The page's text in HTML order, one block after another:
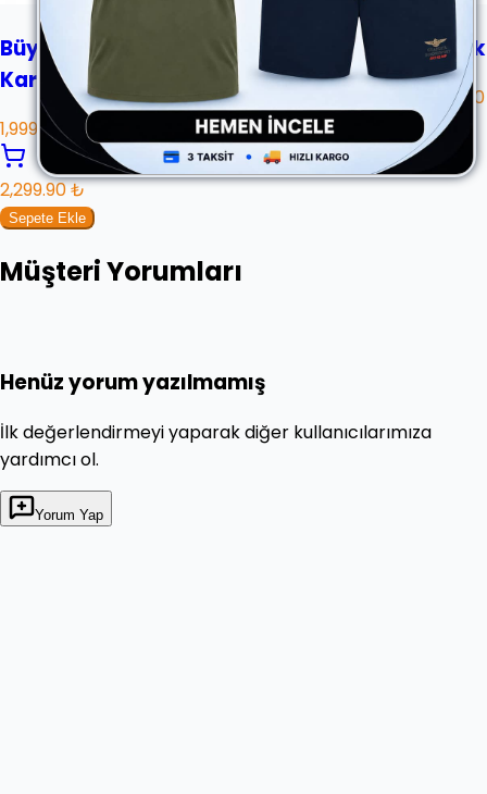
Büyük Beden Spor Kot Ceket Ribanalı
Kar Yıkama
1,999.90 ₺
2,299.90 ₺
Sepete Ekle
Müşteri Yorumları
Henüz yorum yazılmamış
İlk değerlendirmeyi yaparak diğer kullanıcılarımıza
yardımcı ol.
Yorum Yap